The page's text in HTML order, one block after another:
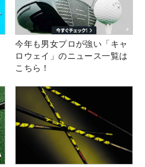
今年も男女プロが強い「キャ
ロウェイ」のニュース一覧は
こちら！